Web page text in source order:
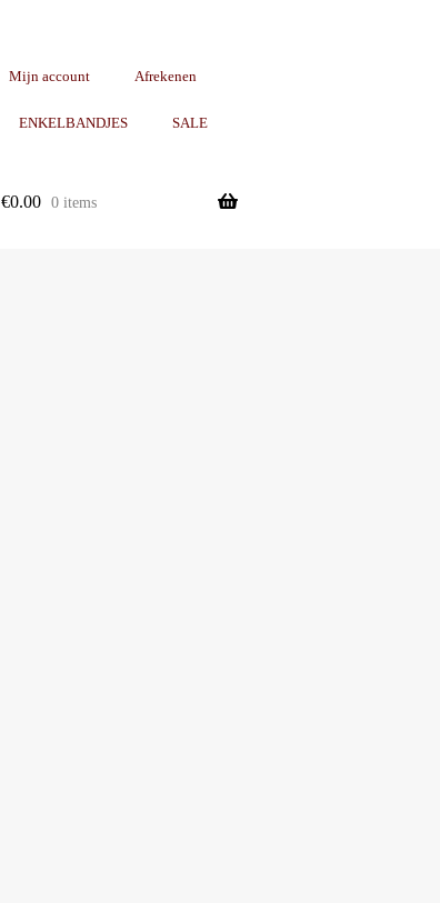
Mijn account Afrekenen
ENKELBANDJES SALE
€0.00 0 items